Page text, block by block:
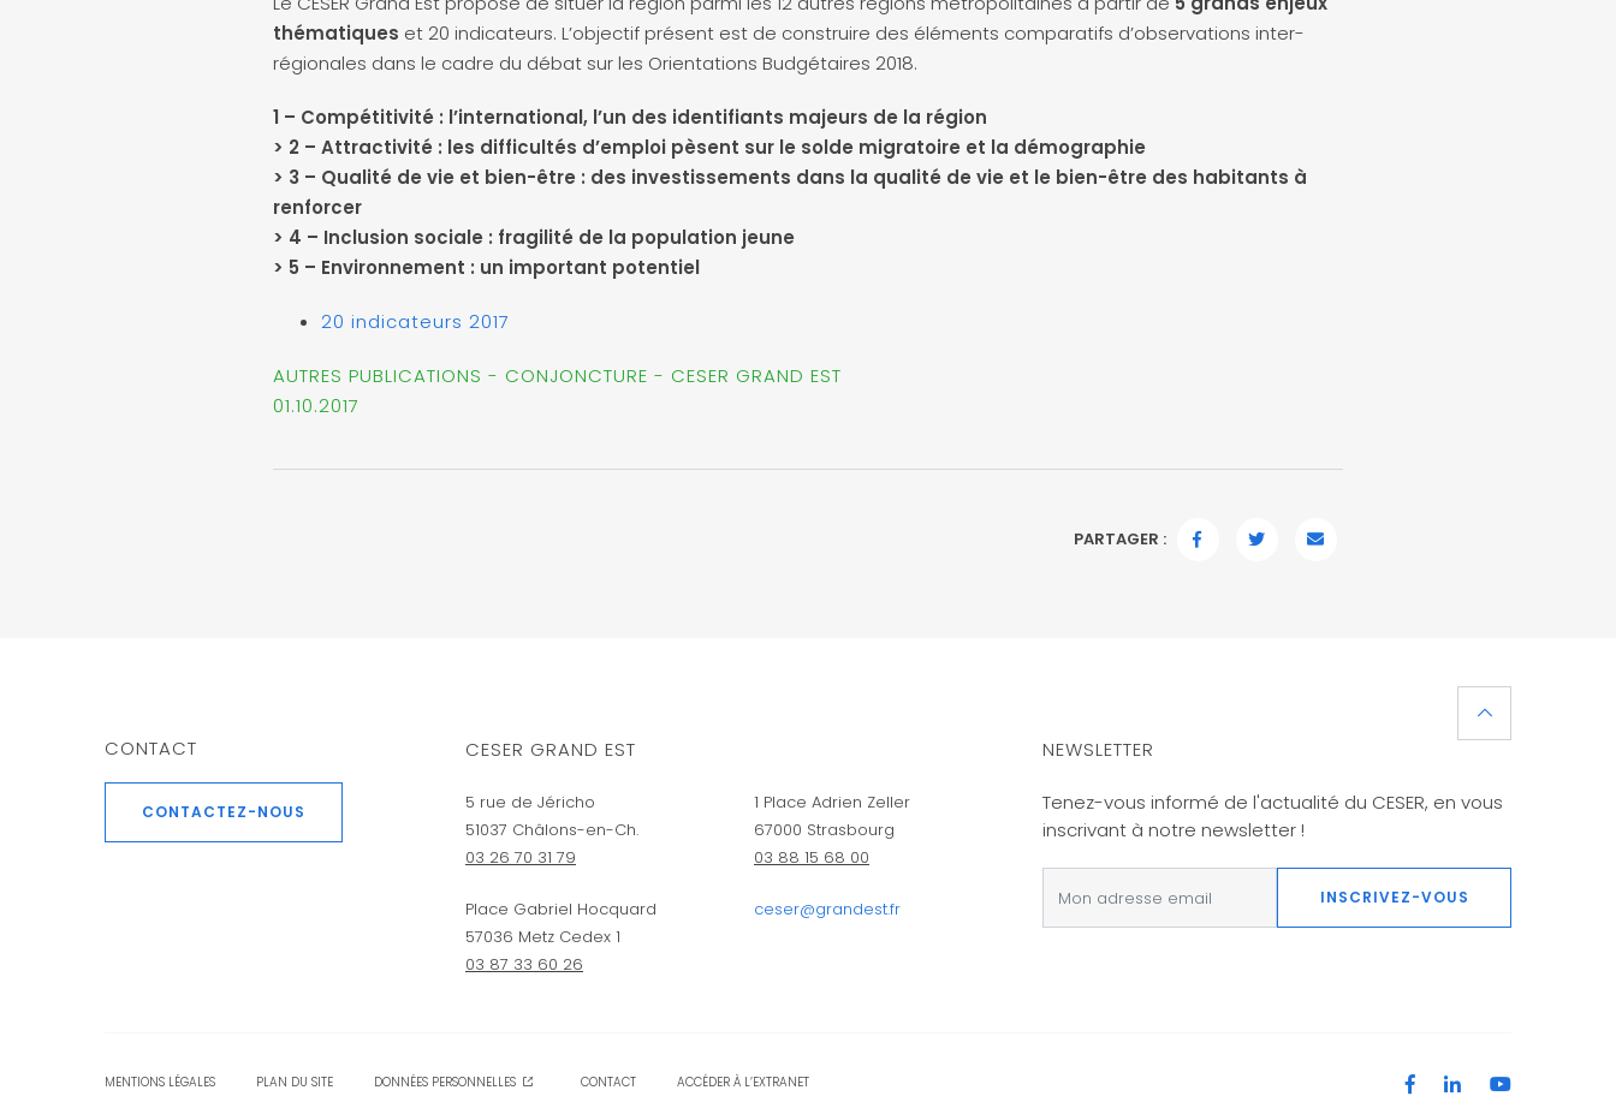
thématiques et 20 indicateurs. L’objectif présent est de construire des éléments comparatifs d’observations inter-
régionales dans le cadre du débat sur les Orientations Budgétaires 2018.
1 – Compétitivité : l’international, l’un des identifiants majeurs de la région
> 2 – Attractivité : les difficultés d’emploi pèsent sur le solde migratoire et la démographie
> 3 – Qualité de vie et bien-être : des investissements dans la qualité de vie et le bien-être des habitants à
renforcer
> 4 – Inclusion sociale : fragilité de la population jeune
> 5 – Environnement : un important potentiel
20 indicateurs 2017
AUTRES PUBLICATIONS - CONJONCTURE - CESER GRAND EST
01.10.2017
PARTAGER :
CONTACT
CONTACTEZ-NOUS
CESER GRAND EST
5 rue de Jéricho
51037 Châlons-en-Ch.
03 26 70 31 79
Place Gabriel Hocquard
57036 Metz Cedex 1
03 87 33 60 26
1 Place Adrien Zeller
67000 Strasbourg
03 88 15 68 00
ceser@grandest.fr
NEWSLETTER
Tenez-vous informé de l'actualité du CESER, en vous
inscrivant à notre newsletter !
INSCRIVEZ-VOUS
MENTIONS LÉGALES PLAN DU SITE DONNÉES PERSONNELLES CONTACT ACCÉDER À L’EXTRANET FacebookLinkedIn